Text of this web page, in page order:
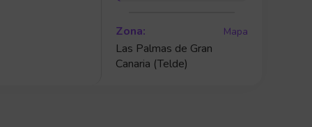
Zona: Mapa
Las Palmas de Gran
Canaria (Telde)